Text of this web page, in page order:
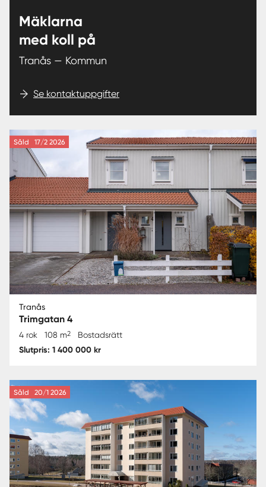
Mäklarna
med koll på
Tranås — Kommun
Se kontaktuppgifter
Såld 17/2 2026
Tranås
Trimgatan 4
4 rok 108 m2 Bostadsrätt
Slutpris: 1 400 000 kr
Såld 20/1 2026